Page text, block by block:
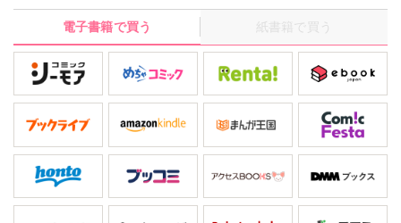
て、義弟たちは快楽によって百合を籠絡しようと執拗に狙い迫る!!
「僕を選んでよ」百合の秘部に義弟たちの手が伸びて…夫以外の
人に感じたくないのにカラダは反応してしまう…。嫌がり逃げて
も捕まってしまい、さらなる快楽を与えようと深みに嵌められて
しまう百合。そんな中、三男の徹也が百合を匿い心配してくれ
て…。
電子書籍で買う 紙書籍で買う